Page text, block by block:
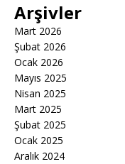
Arşivler
Mart 2026
Şubat 2026
Ocak 2026
Mayıs 2025
Nisan 2025
Mart 2025
Şubat 2025
Ocak 2025
Aralık 2024